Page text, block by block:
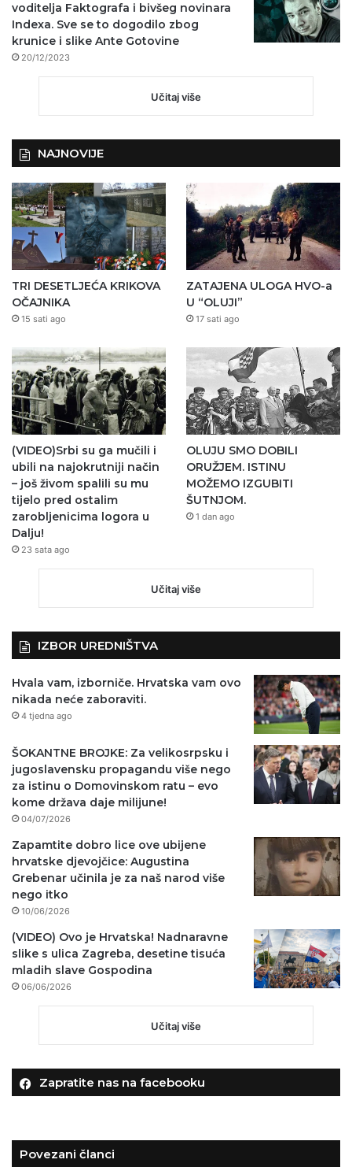
voditelja Faktografa i bivšeg novinara
Indexa. Sve se to dogodilo zbog
krunice i slike Ante Gotovine
20/12/2023
Učitaj više
NAJNOVIJE
TRI DESETLJEĆA KRIKOVA
OČAJNIKA
15 sati ago
ZATAJENA ULOGA HVO-a
U “OLUJI”
17 sati ago
(VIDEO)Srbi su ga mučili i
ubili na najokrutniji način
– još živom spalili su mu
tijelo pred ostalim
zarobljenicima logora u
Dalju!
23 sata ago
OLUJU SMO DOBILI
ORUŽJEM. ISTINU
MOŽEMO IZGUBITI
ŠUTNJOM.
1 dan ago
Učitaj više
IZBOR UREDNIŠTVA
Hvala vam, izborniče. Hrvatska vam ovo
nikada neće zaboraviti.
4 tjedna ago
ŠOKANTNE BROJKE: Za velikosrpsku i
jugoslavensku propagandu više nego
za istinu o Domovinskom ratu – evo
kome država daje milijune!
04/07/2026
Zapamtite dobro lice ove ubijene
hrvatske djevojčice: Augustina
Grebenar učinila je za naš narod više
nego itko
10/06/2026
(VIDEO) Ovo je Hrvatska! Nadnaravne
slike s ulica Zagreba, desetine tisuća
mladih slave Gospodina
06/06/2026
Učitaj više
Zapratite nas na facebooku
Povezani članci